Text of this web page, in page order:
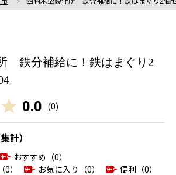
鉄分補給に！鉄はまぐり2
0.0 (0)
計）
おすすめ（0）
0）
お気に入り（0）
便利（0）